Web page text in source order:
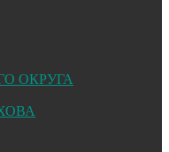
ОКРУГА